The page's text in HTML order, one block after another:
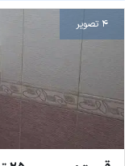
4 تصویر